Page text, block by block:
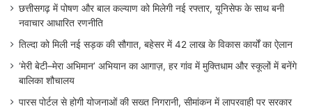
छत्तीसगढ़ में पोषण और बाल कल्याण को मिलेगी नई रफ्तार, यूनिसेफ के साथ बनी
नवाचार आधारित रणनीति
तिल्दा को मिली नई सड़क की सौगात, बहेसर में 42 लाख के विकास कार्यों का ऐलान
‘मेरी बेटी–मेरा अभिमान’ अभियान का आगाज़, हर गांव में मुक्तिधाम और स्कूलों में बनेंगे
बालिका शौचालय
पारस पोर्टल से होगी योजनाओं की सख्त निगरानी, सीमांकन में लापरवाही पर सरकार